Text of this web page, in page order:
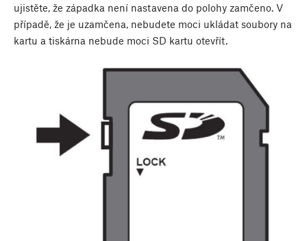
ujistěte, že západka není nastavena do polohy zamčeno. V
případě, že je uzamčena, nebudete moci ukládat soubory na
kartu a tiskárna nebude moci SD kartu otevřít.